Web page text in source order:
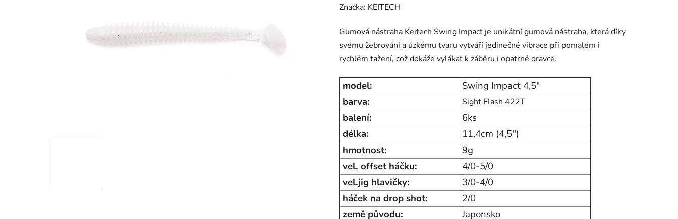
hodnocení
je
0,0
z
5
hvězdiček.
Značka: KEITECH
Gumová nástraha Keitech Swing Impact je unikátní gumová nástraha, která díky
svému žebrování a úzkému tvaru vytváří jedinečné vibrace při pomalém i
rychlém tažení, což dokáže vylákat k záběru i opatrné dravce.
model:
Swing Impact 4,5"
barva:
Sight Flash 422T
balení:
6ks
délka:
11,4cm (4,5'')
hmotnost:
9g
vel. offset háčku:
4/0-5/0
vel.jig hlavičky:
3/0-4/0
háček na drop shot:
2/0
země původu:
Japonsko